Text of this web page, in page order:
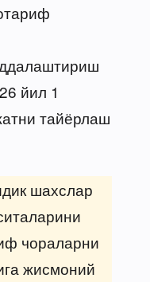
йил 1
тайёрлаш
шахслар
чораларни
жисмоний